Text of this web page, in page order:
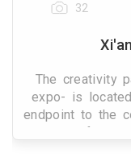
32
The creativity
expo- is
endpoint to the
the interface